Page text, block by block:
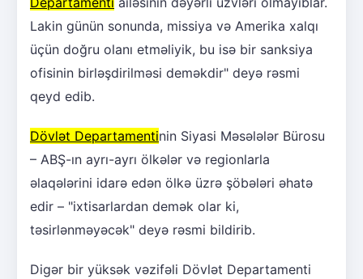
Lakin günün sonunda, missiya və Amerika xalqı
üçün doğru olanı etməliyik, bu isə bir sanksiya
ofisinin birləşdirilməsi deməkdir" deyə rəsmi
qeyd edib.
Dövlət Departamentinin Siyasi Məsələlər Bürosu
– ABŞ-ın ayrı-ayrı ölkələr və regionlarla
əlaqələrini idarə edən ölkə üzrə şöbələri əhatə
edir – "ixtisarlardan demək olar ki,
təsirlənməyəcək" deyə rəsmi bildirib.
Digər bir yüksək vəzifəli Dövlət Departamenti